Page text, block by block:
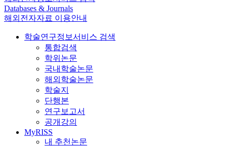
Databases & Journals
해외전자자료 이용안내
학술연구정보서비스 검색
통합검색
학위논문
국내학술논문
해외학술논문
학술지
단행본
연구보고서
공개강의
MyRISS
내 추천논문